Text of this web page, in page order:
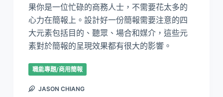
果你是一位忙碌的商務人士，不需要花太多的
心力在簡報上。設計好一份簡報需要注意的四
大元素包括目的、聽眾、場合和媒介，這些元
素對於簡報的呈現效果都有很大的影響。
職能專題/商用簡報
JASON CHIANG